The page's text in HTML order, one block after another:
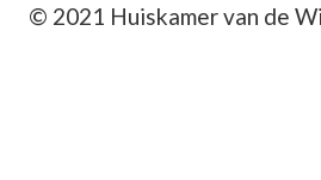
© 2021 Huiskamer van de